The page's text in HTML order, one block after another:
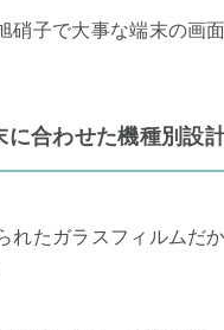
硝子で大事な端末の画
に合わせた機種別設計
れたガラスフィルムだ